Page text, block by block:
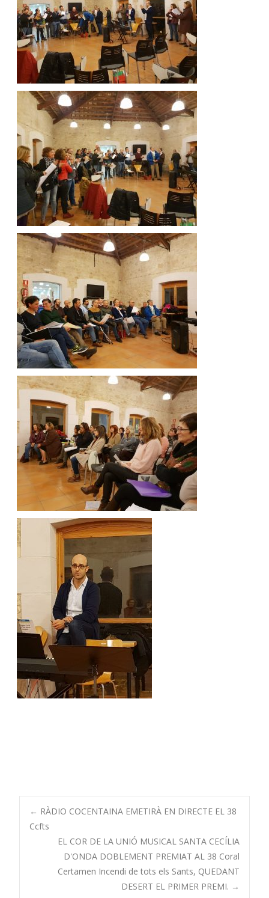
Navegació
← RÀDIO COCENTAINA EMETIRÀ EN DIRECTE EL 38
Ccfts
EL COR DE LA UNIÓ MUSICAL SANTA CECÍLIA
D'ONDA DOBLEMENT PREMIAT AL 38 Coral
Certamen Incendi de tots els Sants, QUEDANT
DESERT EL PRIMER PREMI. →